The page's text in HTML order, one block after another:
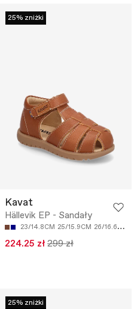
25% zniżki
Kavat
Hällevik EP - Sandały
23/14.8CM 25/15.9CM 26/16.6CM
224.25 zł 299 zł
25% zniżki